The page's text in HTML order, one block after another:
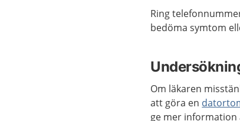
Ring
bedöma symtom
Om läkaren
att göra en
ge mer information